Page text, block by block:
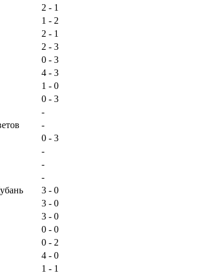
2 - 1
1 - 2
2 - 1
2 - 3
0 - 3
4 - 3
1 - 0
0 - 3
-
-
0 - 3
-
-
-
3 - 0
3 - 0
3 - 0
0 - 0
0 - 2
4 - 0
1 - 1